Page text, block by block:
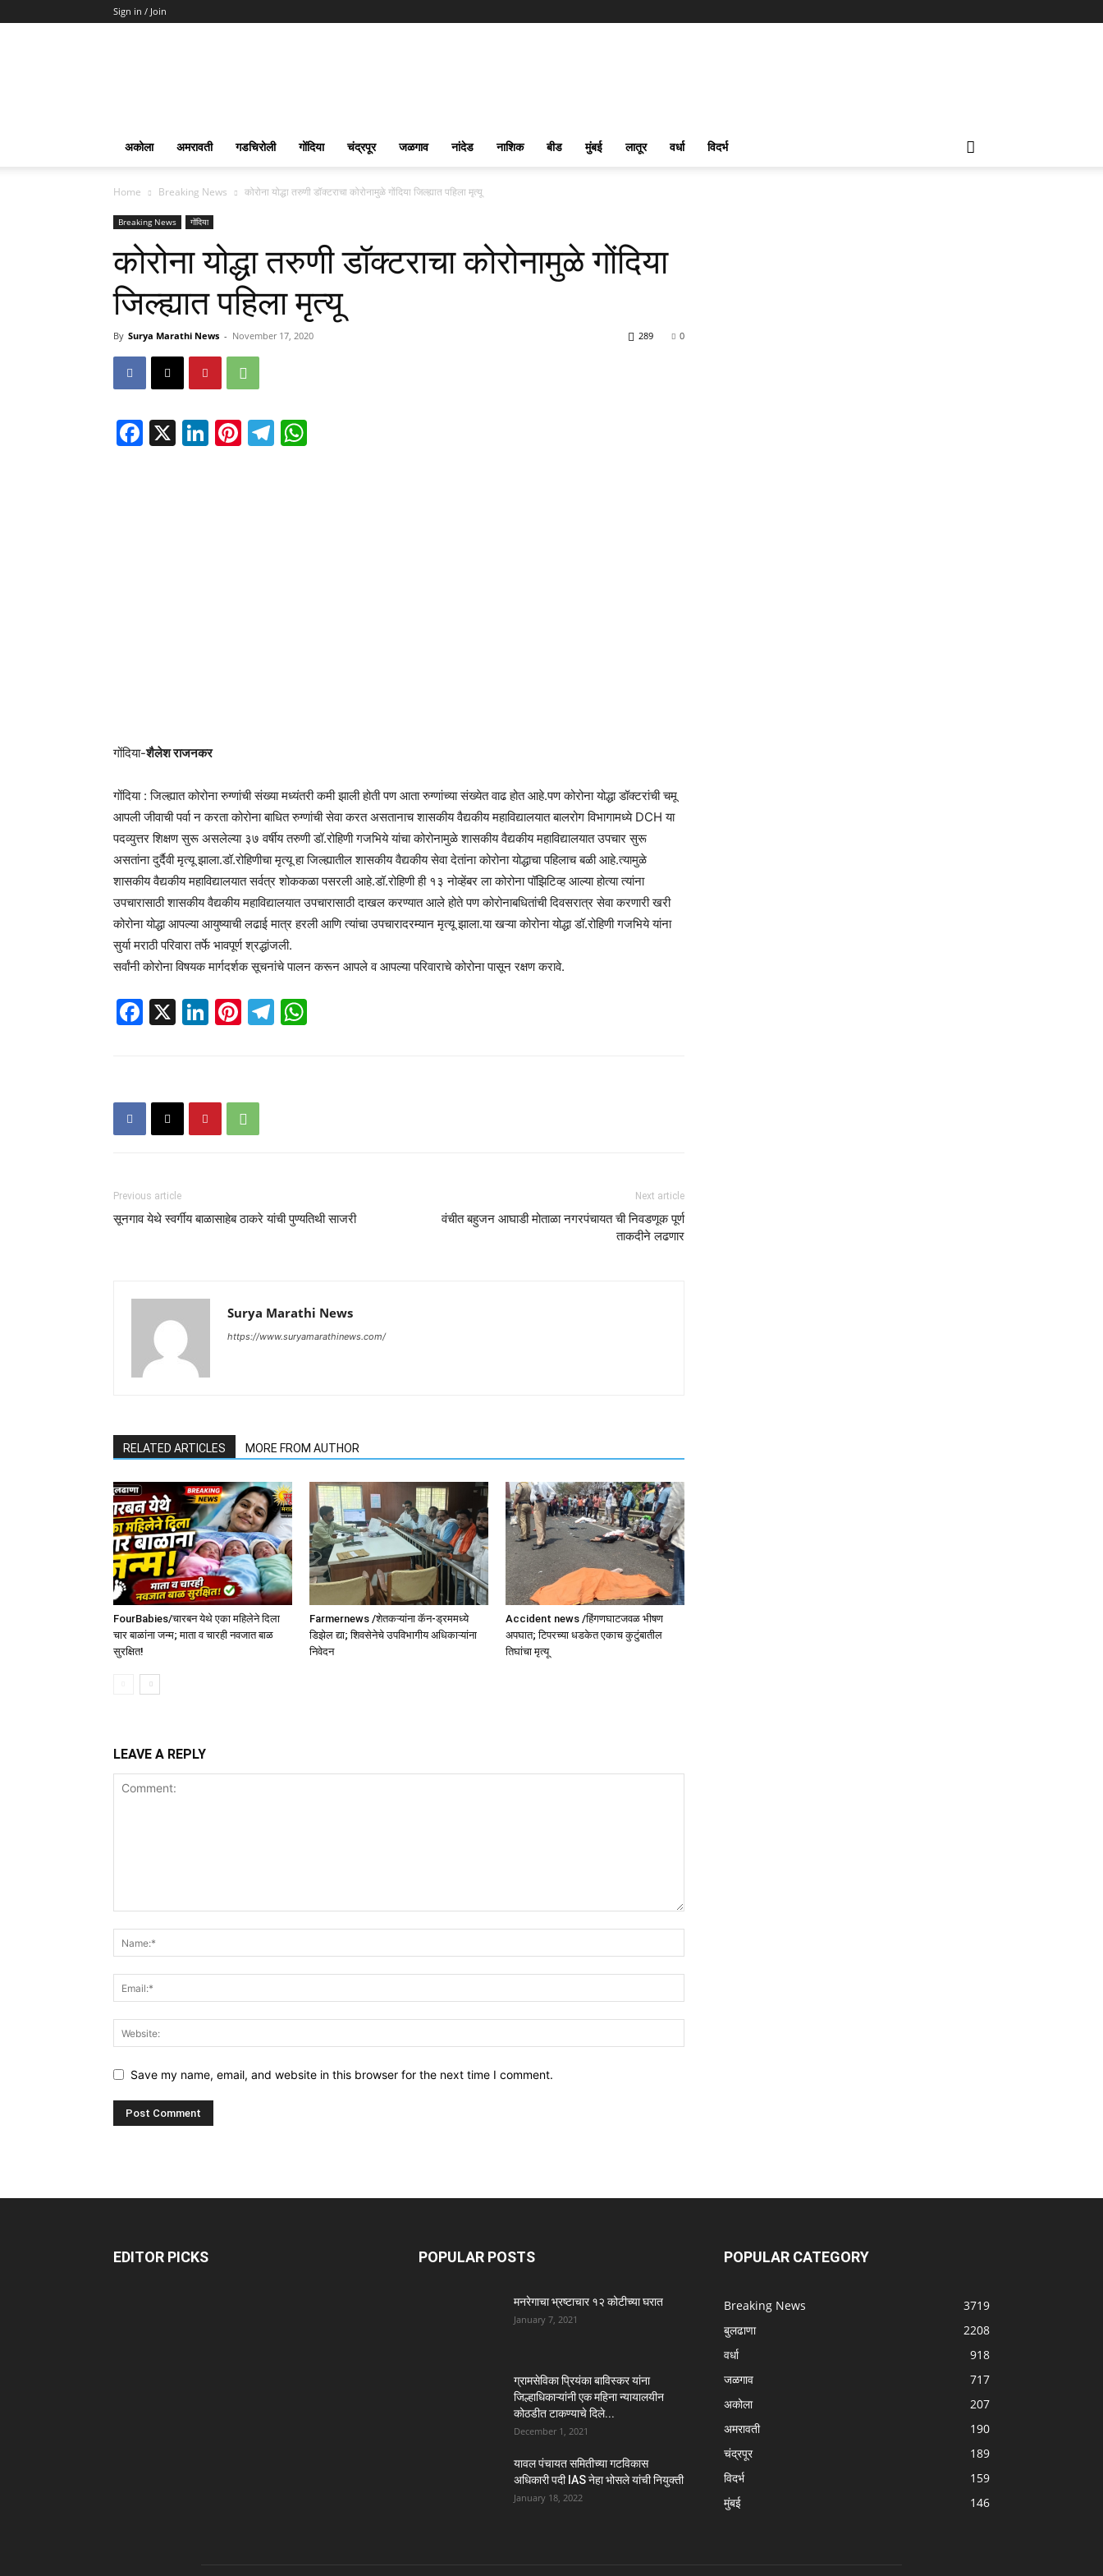
Sign in / Join
अकोला अमरावती गडचिरोली गोंदिया चंद्रपूर जळगाव नांदेड नाशिक बीड मुंबई लातूर वर्धा विदर्भ
Home Breaking News कोरोना योद्धा तरुणी डॉक्टराचा कोरोनामुळे गोंदिया जिल्ह्यात पहिला मृत्यू
Breaking News गोंदिया
कोरोना योद्धा तरुणी डॉक्टराचा कोरोनामुळे गोंदिया
जिल्ह्यात पहिला मृत्यू
By Surya Marathi News - November 17, 2020 0
289
Facebook
X LinkedIn
Pinterest
Telegram
गोंदिया-शैलेश राजनकर
गोंदिया : जिल्ह्यात कोरोना रुग्णांची संख्या मध्यंतरी कमी झाली होती पण आता रुग्णांच्या संख्येत वाढ होत आहे.पण कोरोना योद्धा डॉक्टरांची चमू
आपली जीवाची पर्वा न करता कोरोना बाधित रुग्णांची सेवा करत असतानाच शासकीय वैद्यकीय महाविद्यालयात बालरोग विभागामध्ये DCH या
पदव्युत्तर शिक्षण सुरू असलेल्या ३७ वर्षीय तरुणी डॉ.रोहिणी गजभिये यांचा कोरोनामुळे शासकीय वैद्यकीय महाविद्यालयात उपचार सुरू
असतांना दुर्दैवी मृत्यू झाला.डॉ.रोहिणीचा मृत्यू हा जिल्ह्यातील शासकीय वैद्यकीय सेवा देतांना कोरोना योद्धाचा पहिलाच बळी आहे.त्यामुळे
शासकीय वैद्यकीय महाविद्यालयात सर्वत्र शोककळा पसरली आहे.डॉ.रोहिणी ही १३ नोव्हेंबर ला कोरोना पॉझिटिव्ह आल्या होत्या त्यांना
उपचारासाठी शासकीय वैद्यकीय महाविद्यालयात उपचारासाठी दाखल करण्यात आले होते पण कोरोनाबधितांची दिवसरात्र सेवा करणारी खरी
कोरोना योद्धा आपल्या आयुष्याची लढाई मात्र हरली आणि त्यांचा उपचारादरम्यान मृत्यू झाला.या खऱ्या कोरोना योद्धा डॉ.रोहिणी गजभिये यांना
सुर्या मराठी परिवारा तर्फे भावपूर्ण श्रद्धांजली.
सर्वांनी कोरोना विषयक मार्गदर्शक सूचनांचे पालन करून आपले व आपल्या परिवाराचे कोरोना पासून रक्षण करावे.
Facebook
X LinkedIn
Pinterest
Telegram
Previous article
सूनगाव येथे स्वर्गीय बाळासाहेब ठाकरे यांची पुण्यतिथी साजरी
Next article
वंचीत बहुजन आघाडी मोताळा नगरपंचायत ची निवडणूक पूर्ण
ताकदीने लढणार
Surya Marathi News
https://www.suryamarathinews.com/
RELATED ARTICLES MORE FROM AUTHOR
FourBabies/चारबन येथे एका महिलेने दिला
चार बाळांना जन्म; माता व चारही नवजात बाळ
सुरक्षित!
Farmernews /शेतकऱ्यांना कॅन-ड्रममध्ये
डिझेल द्या; शिवसेनेचे उपविभागीय अधिकाऱ्यांना
निवेदन
Accident news /हिंगणघाटजवळ भीषण
अपघात; टिपरच्या धडकेत एकाच कुटुंबातील
तिघांचा मृत्यू
LEAVE A REPLY
Save my name, email, and website in this browser for the next time I comment.
EDITOR PICKS POPULAR POSTS
मनरेगाचा भ्रष्टाचार १२ कोटीच्या घरात
January 7, 2021
ग्रामसेविका प्रियंका बाविस्कर यांना
जिल्हाधिकाऱ्यांनी एक महिना न्यायालयीन
कोठडीत टाकण्याचे दिले...
December 1, 2021
यावल पंचायत समितीच्या गटविकास
अधिकारी पदी IAS नेहा भोसले यांची नियुक्ती
January 18, 2022
POPULAR CATEGORY
Breaking News
3719
बुलढाणा
2208
वर्धा
918
जळगाव
717
अकोला
207
अमरावती
190
चंद्रपूर
189
विदर्भ
159
मुंबई
146